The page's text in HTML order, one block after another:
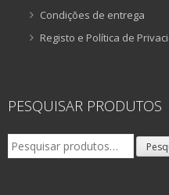
Condições de entrega
Registo e Política de
PESQUISAR PRODUTOS
Pesquisar
por: